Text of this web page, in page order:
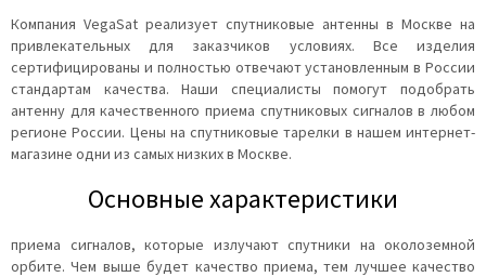
Компания VegaSat реализует спутниковые антенны в Москве на
привлекательных для заказчиков условиях. Все изделия
сертифицированы и полностью отвечают установленным в России
стандартам качества. Наши специалисты помогут подобрать
антенну для качественного приема спутниковых сигналов в любом
регионе России. Цены на спутниковые тарелки в нашем интернет-
магазине одни из самых низких в Москве.
Основные характеристики
приема сигналов, которые излучают спутники на околоземной
орбите. Чем выше будет качество приема, тем лучшее качество